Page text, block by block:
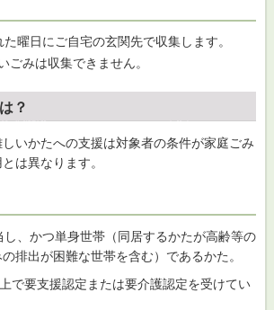
曜日にご自宅の玄関先で収集します。
ごみは収集できません。
？
いかたへの支援は対象者の条件が家庭ごみ
は異なります。
、かつ単身世帯（同居するかたが高齢等の
排出が困難な世帯を含む）であるかた。
で要支援認定または要介護認定を受けてい